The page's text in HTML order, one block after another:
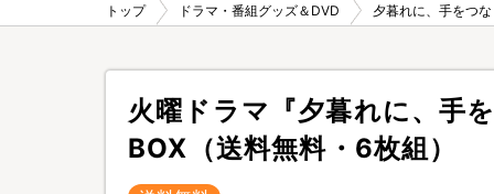
トップ ドラマ・番組グッズ＆DVD 夕暮れに、手をつ
火曜ドラマ『夕暮れに、手
BOX（送料無料・6枚組）